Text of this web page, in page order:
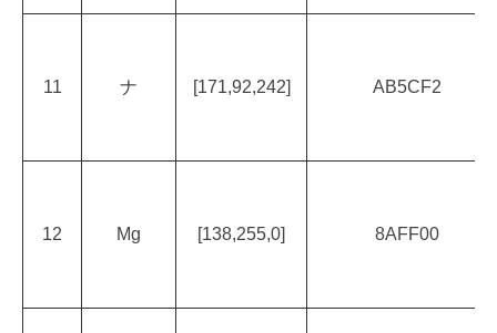
11 ナ [171,92,242] AB5CF2
12 Mg [138,255,0] 8AFF00